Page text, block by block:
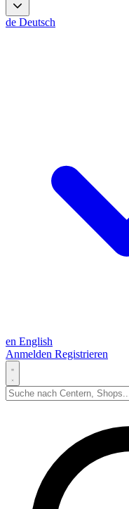
de Deutsch
en English
Anmelden Registrieren